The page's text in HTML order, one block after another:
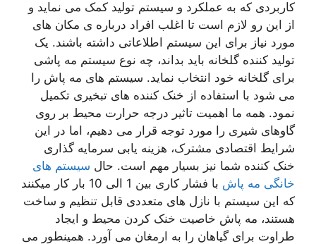
کاربردی که به عملکرد و سیستم تولید کمک می نماید و
از این رو لازم است تا اغلب افراد درباره ی مکان های
مورد نیاز برای این سیستم اطلاعاتی داشته باشند. یک
تولید کننده گلخانه باید بداند، چه نوع سیستم مه پاشی
برای گلخانه خود انتخاب نماید. سیستم های مه پاش را
می شود با استفاده از خنک کننده های تبخیری تکمیل
نمود. همه ما اهمیت تاثیر درجه حرارت محیط بر روی
گاوهای شیری را مورد توجه قرار می دهیم، اما در این
شرایط اقتصادی مشترک، هزینه یابی سرمایه گذاری
خنک کننده شما نیز بسیار مهم است. حال سیستم های
خانگی مه پاش
با فشار کاری بین 1 الی 10 بار کار میکنند
که این سیستم با نازل های متعددی قابل تنظیم و ساخت
هستند، مه پاش خاصیت خنک کردن محیط و ایجاد
طراوت برای گیاهان را به ارمغان می آورد. همینطور می